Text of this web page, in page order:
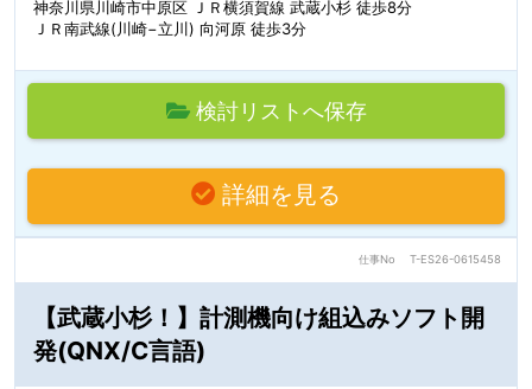
神奈川県川崎市中原区 ＪＲ横須賀線 武蔵小杉 徒歩8分
ＪＲ南武線(川崎−立川) 向河原 徒歩3分
検討リストへ保存
詳細を見る
仕事No T-ES26-0615458
【武蔵小杉！】計測機向け組込みソフト開
発(QNX/C言語)